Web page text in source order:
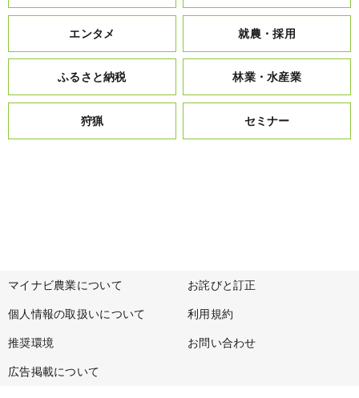
エンタメ 就農・採用
ふるさと納税 林業・水産業
狩猟 セミナー
マイナビ農業について お詫びと訂正
個人情報の取扱いについて 利用規約
推奨環境 お問い合わせ
広告掲載について